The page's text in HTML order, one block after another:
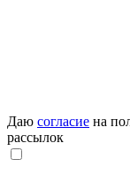
Даю согласие на
рассылок